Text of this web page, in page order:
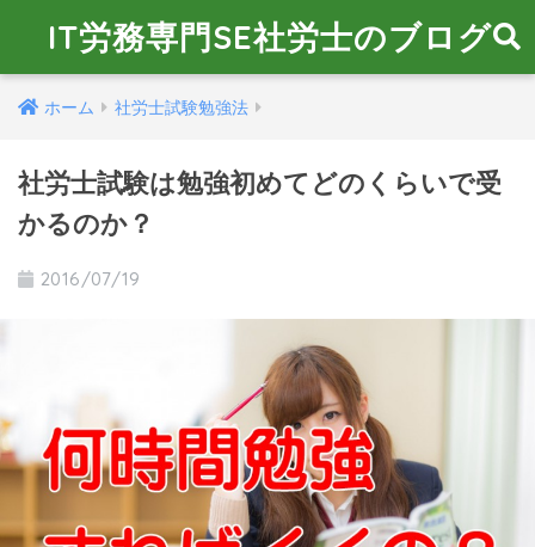
IT労務専門SE社労士のブログ
ホーム 社労士試験勉強法
社労士試験は勉強初めてどのくらいで受
かるのか？
2016/07/19